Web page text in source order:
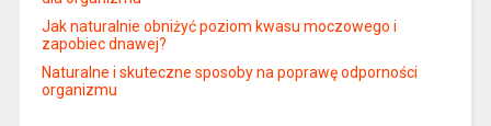
Jak naturalnie obniżyć poziom kwasu moczowego i
zapobiec dnawej?
Naturalne i skuteczne sposoby na poprawę odporności
organizmu